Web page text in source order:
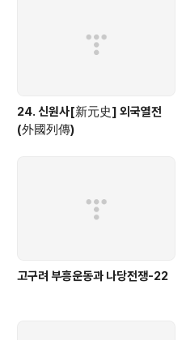
24. 신원사[新元史] 외국열전
(外國列傳)
고구려 부흥운동과 나당전쟁-22